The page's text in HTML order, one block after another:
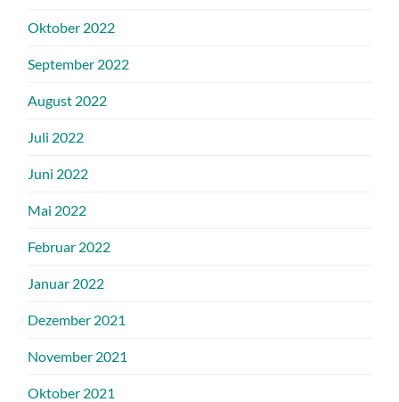
Oktober 2022
September 2022
August 2022
Juli 2022
Juni 2022
Mai 2022
Februar 2022
Januar 2022
Dezember 2021
November 2021
Oktober 2021